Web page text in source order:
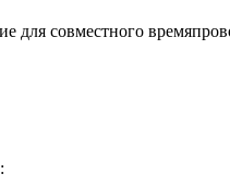
для совместного